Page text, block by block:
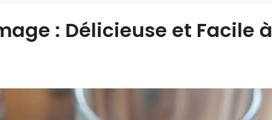
: Délicieuse et Facile à